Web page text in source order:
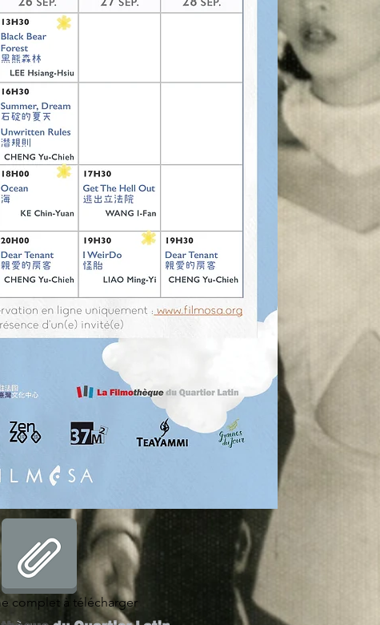
complet à télécharger